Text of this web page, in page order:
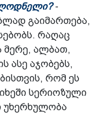
-
გაიმართება,
რაღაც
მერე, ალბათ,
ასე აჯობებს,
რომ ეს
სერიოზული
უხერხულობა